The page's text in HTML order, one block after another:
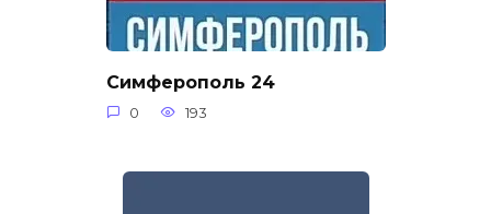
Симферополь 24
0 193